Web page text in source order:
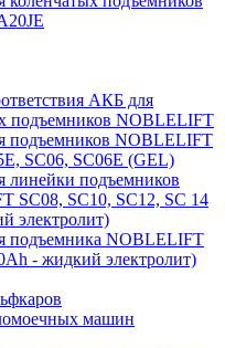
АКБ для
подъемников NOBLELIFT
подъемников NOBLELIFT
SC06, SC06E (GEL)
линейки подъемников
SC08, SC10, SC12, SC 14
электролит)
подъемника NOBLELIFT
- жидкий электролит)
машин